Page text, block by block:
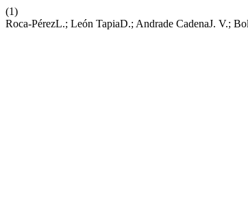
(1)
Roca-PérezL.; León TapiaD.; Andrade CadenaJ. V.;